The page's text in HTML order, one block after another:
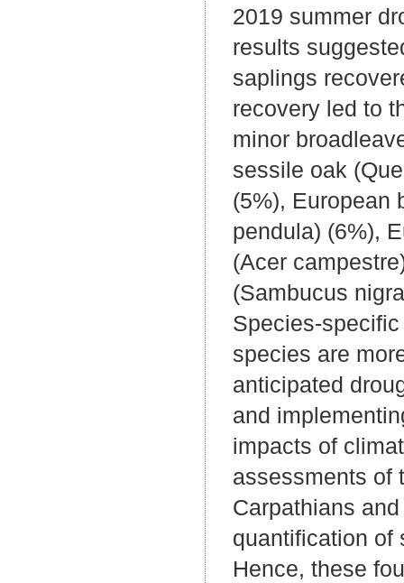
2019 summer
results
saplings
recovery led to
minor
sessile oak
(5%), European
pendula) (6%),
(Acer
(Sambucus
Species-
species are
anticipated
and
impacts of
assessments of
Carpathians
quantification of
Hence, these